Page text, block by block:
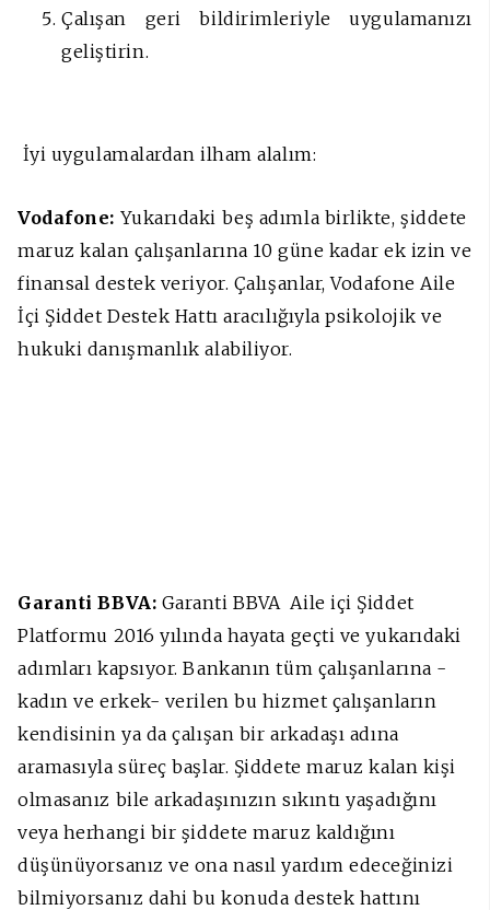
Çalışan geri bildirimleriyle uygulamanızı
geliştirin.
İyi uygulamalardan ilham alalım:
Vodafone: Yukarıdaki beş adımla birlikte, şiddete
maruz kalan çalışanlarına 10 güne kadar ek izin ve
finansal destek veriyor. Çalışanlar, Vodafone Aile
İçi Şiddet Destek Hattı aracılığıyla psikolojik ve
hukuki danışmanlık alabiliyor.
Garanti BBVA: Garanti BBVA Aile içi Şiddet
Platformu 2016 yılında hayata geçti ve yukarıdaki
adımları kapsıyor. Bankanın tüm çalışanlarına -
kadın ve erkek- verilen bu hizmet çalışanların
kendisinin ya da çalışan bir arkadaşı adına
aramasıyla süreç başlar. Şiddete maruz kalan kişi
olmasanız bile arkadaşınızın sıkıntı yaşadığını
veya herhangi bir şiddete maruz kaldığını
düşünüyorsanız ve ona nasıl yardım edeceğinizi
bilmiyorsanız dahi bu konuda destek hattını